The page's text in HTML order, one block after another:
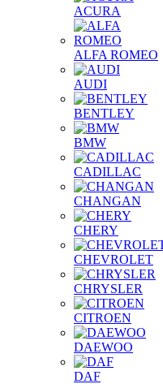
ACURA
ALFA ROMEO
AUDI
BENTLEY
BMW
CADILLAC
CHANGAN
CHERY
CHEVROLET
CHRYSLER
CITROEN
DAEWOO
DAF